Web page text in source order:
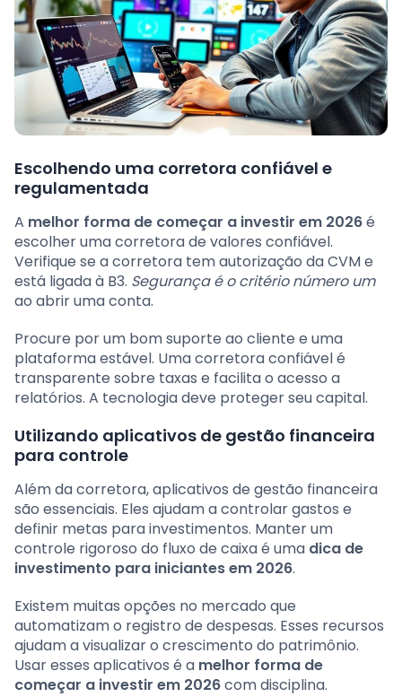
Escolhendo uma corretora confiável e
regulamentada
A melhor forma de começar a investir em 2026é
escolher uma corretora de valores confiável.
Verifique se a corretora tem autorização da CVM e
está ligada à B3. Segurança é o critério número um
ao abrir uma conta.
Procure por um bom suporte ao cliente e uma
plataforma estável. Uma corretora confiável é
transparente sobre taxas e facilita o acesso a
relatórios. A tecnologia deve proteger seu capital.
Utilizando aplicativos de gestão financeira
para controle
Além da corretora, aplicativos de gestão financeira
são essenciais. Eles ajudam a controlar gastos e
definir metas para investimentos. Manter um
controle rigoroso do fluxo de caixa é uma dica de
investimento para iniciantes em 2026.
Existem muitas opções no mercado que
automatizam o registro de despesas. Esses recursos
ajudam a visualizar o crescimento do patrimônio.
Usar esses aplicativos é a melhor forma de
começar a investir em 2026com disciplina.